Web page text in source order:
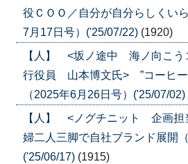
役ＣＯＯ／自分が自分らしくい
7月17日号）('25/07/22) (1920)
【人】 <坂ノ途中 海ノ向こ
行役員 山本博文氏> ”コーヒー
（2025年6月26日号）('25/07/02)
【人】 <ノグチニット 企画
婦二人三脚で自社ブランド展開
('25/06/17) (1915)